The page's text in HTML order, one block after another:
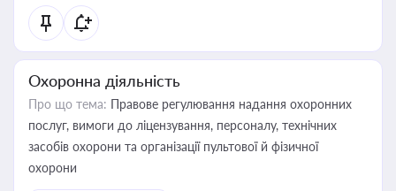
Охоронна діяльність
Про що тема: Правове регулювання надання охоронних
послуг, вимоги до ліцензування, персоналу, технічних
засобів охорони та організації пультової й фізичної
охорони